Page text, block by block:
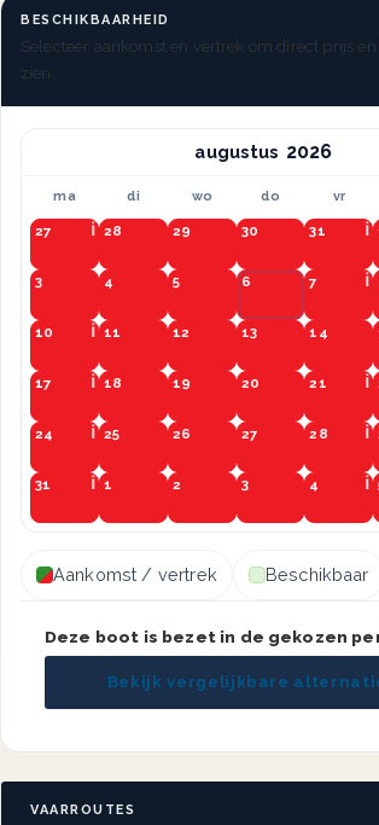
BESCHIKBAARHEID
Selecteer aankomst en vertrek om direct prijs
zien.
augustus
ma di wo do vr
27 28 29 30 31
3 4 5 6 7
10 11 12 13 14
17 18 19 20 21
24 25 26 27 28
31 1 2 3 4
Aankomst / vertrek Beschikbaar
Deze boot is bezet in de gekozen
Bekijk vergelijkbare
VAARROUTES